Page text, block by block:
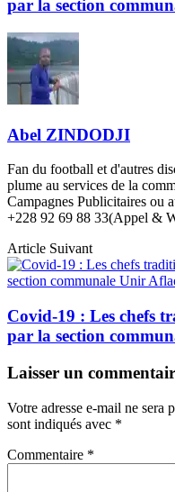
par la section
Abel ZINDODJI
Fan du football et d'autres
plume au services de la
Campagnes Publicitaires ou
+228 92 69 88 33(Appel &
Article Suivant
Covid-19 : Les chefs
par la section
Laisser un
Votre adresse e-mail ne sera
sont indiqués avec *
Commentaire *